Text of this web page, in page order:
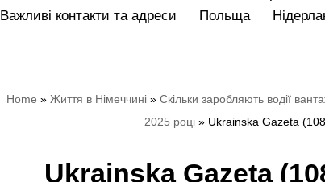
Bажливі контакти та адреси
Польща
Home » Життя в Німеччині » Скільки заробляють водії
2025 році » Ukrainska Gazeta
Ukrainska Gazeta